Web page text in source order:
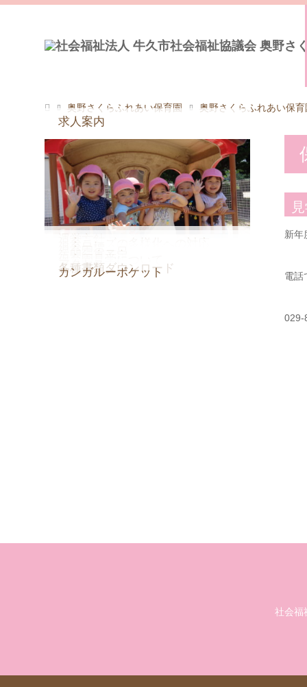
奥野さくらふれあい保育園 奥野さくらふれあい保
新年
電話
029-
求人案内
運営方針
保育ニーズの多様化への対応
保育目標
保育園の一日
年間行事予定
保育園見学について
アクセス
各種書類ダウンロード
カンガルーポケット
社会福